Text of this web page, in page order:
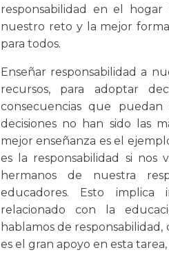
responsabilidad en el
nuestro reto y la mejor
para todos.
Enseñar responsabilidad a
recursos, para adoptar
consecuencias que puedan
decisiones no han sido las
mejor enseñanza es el
es la responsabilidad si nos
hermanos de nuestra
educadores. Esto
relacionado con la
hablamos de
es el gran apoyo en esta